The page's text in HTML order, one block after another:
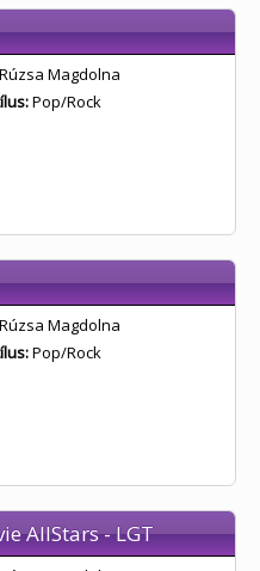
Rúzsa Magdolna
Pop/Rock
Rúzsa Magdolna
Pop/Rock
AllStars - LGT